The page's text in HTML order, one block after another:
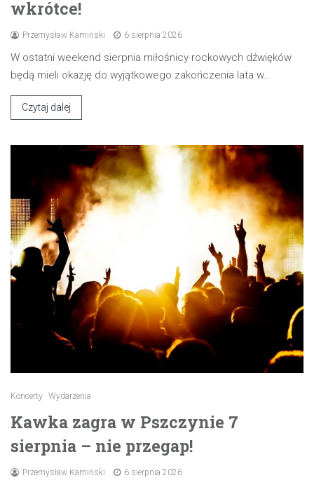
wkrótce!
Przemysław Kamiński 6 sierpnia 2026
W ostatni weekend sierpnia miłośnicy rockowych dźwięków
będą mieli okazję do wyjątkowego zakończenia lata w…
Czytaj dalej
Koncerty Wydarzenia
Kawka zagra w Pszczynie 7
sierpnia – nie przegap!
Przemysław Kamiński 6 sierpnia 2026